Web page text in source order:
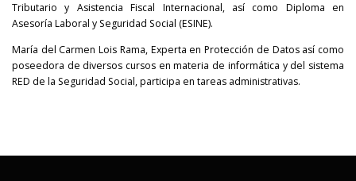
Tributario y Asistencia Fiscal Internacional, así como Diploma en
Asesoría Laboral y Seguridad Social (ESINE).
María del Carmen Lois Rama, Experta en Protección de Datos así como
poseedora de diversos cursos en materia de informática y del sistema
RED de la Seguridad Social, participa en tareas administrativas.